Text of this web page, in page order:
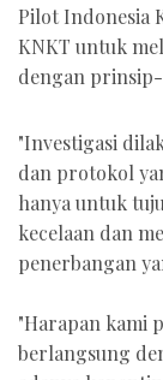
Pilot Indonesia
KNKT untuk
dengan
"Investigasi
dan protokol
hanya untuk
kecelaan dan
penerbangan
"Harapan kami
berlangsung